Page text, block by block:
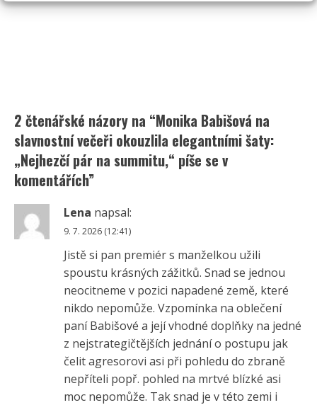
2 čtenářské názory na “Monika Babišová na
slavnostní večeři okouzlila elegantními šaty:
„Nejhezčí pár na summitu,“ píše se v
komentářích”
Lena napsal:
9. 7. 2026 (12:41)
Jistě si pan premiér s manželkou užili
spoustu krásných zážitků. Snad se jednou
neocitneme v pozici napadené země, které
nikdo nepomůže. Vzpomínka na oblečení
paní Babišové a její vhodné doplňky na jedné
z nejstrategičtějších jednání o postupu jak
čelit agresorovi asi při pohledu do zbraně
nepříteli popř. pohled na mrtvé blízké asi
moc nepomůže. Tak snad je v této zemi i